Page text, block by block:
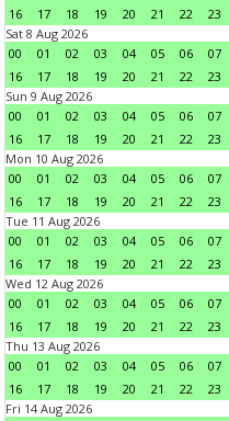
16
17 18 19 20 21 22
23
Sat 8 Aug 2026
00
01 02 03 04 05 06 07
16
17 18 19 20 21 22
23
Sun 9 Aug 2026
00
01 02 03 04 05 06 07
16
17 18 19 20 21 22
23
Mon 10 Aug 2026
00
01 02 03 04 05 06 07
16
17 18 19 20 21 22
23
Tue 11 Aug 2026
00
01 02 03 04 05 06 07
16
17 18 19 20 21 22
23
Wed 12 Aug 2026
00
01 02 03 04 05 06 07
16
17 18 19 20 21 22
23
Thu 13 Aug 2026
00
01 02 03 04 05 06 07
16
17 18 19 20 21 22
23
Fri 14 Aug 2026